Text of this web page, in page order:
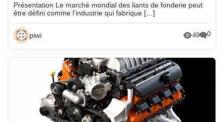
Présentation Le marché mondial des liants de fonderie peut
être défini comme l’industrie qui fabrique […]
piwi 49 0